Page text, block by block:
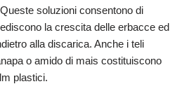
soluzioni consentono di
la crescita delle erbacce ed
alla discarica. Anche i teli
o amido di mais costituiscono
plastici.